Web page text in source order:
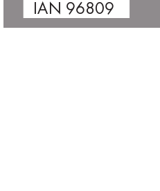
IAN 96809